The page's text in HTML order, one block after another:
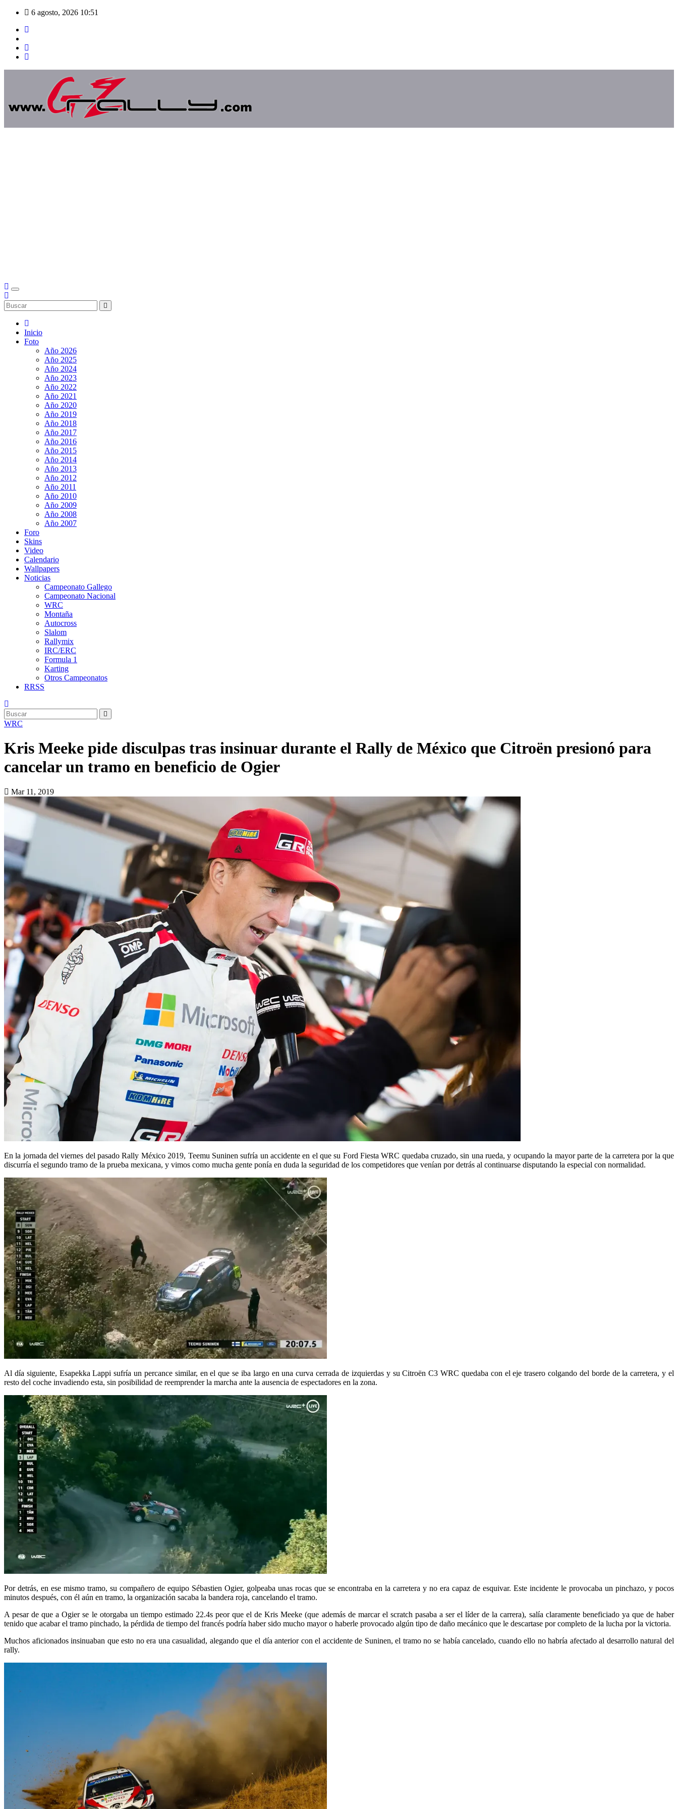
Saltar
contenido
6 agosto, 2026 10:51
Inicio
Foto
Año 2026
Año 2025
Año 2024
Año 2023
Año 2022
Año 2021
Año 2020
Año 2019
Año 2018
Año 2017
Año 2016
Año 2015
Año 2014
Año 2013
Año 2012
Año 2011
Año 2010
Año 2009
Año 2008
Año 2007
Foro
Skins
Video
Calendario
Wallpapers
Noticias
Campeonato Gallego
Campeonato Nacional
WRC
Montaña
Autocross
Slalom
Rallymix
IRC/ERC
Formula 1
Karting
Otros Campeonatos
RRSS
WRC
Kris Meeke pide disculpas tras insinuar durante el Rally de México que Citroën presionó para
cancelar un tramo en beneficio de Ogier
Mar 11, 2019
En la jornada del viernes del pasado Rally México 2019, Teemu Suninen sufría un accidente en el que su Ford Fiesta WRC quedaba cruzado, sin una rueda, y ocupando la mayor parte de la carretera por la que
discurría el segundo tramo de la prueba mexicana, y vimos como mucha gente ponía en duda la seguridad de los competidores que venían por detrás al continuarse disputando la especial con normalidad.
Al día siguiente, Esapekka Lappi sufría un percance similar, en el que se iba largo en una curva cerrada de izquierdas y su Citroën C3 WRC quedaba con el eje trasero colgando del borde de la carretera, y el
resto del coche invadiendo esta, sin posibilidad de reemprender la marcha ante la ausencia de espectadores en la zona.
Por detrás, en ese mismo tramo, su compañero de equipo Sébastien Ogier, golpeaba unas rocas que se encontraba en la carretera y no era capaz de esquivar. Este incidente le provocaba un pinchazo, y pocos
minutos después, con él aún en tramo, la organización sacaba la bandera roja, cancelando el tramo.
A pesar de que a Ogier se le otorgaba un tiempo estimado 22.4s peor que el de Kris Meeke (que además de marcar el scratch pasaba a ser el líder de la carrera), salía claramente beneficiado ya que de haber
tenido que acabar el tramo pinchado, la pérdida de tiempo del francés podría haber sido mucho mayor o haberle provocado algún tipo de daño mecánico que le descartase por completo de la lucha por la victoria.
Muchos aficionados insinuaban que esto no era una casualidad, alegando que el día anterior con el accidente de Suninen, el tramo no se había cancelado, cuando ello no habría afectado al desarrollo natural del
rally.